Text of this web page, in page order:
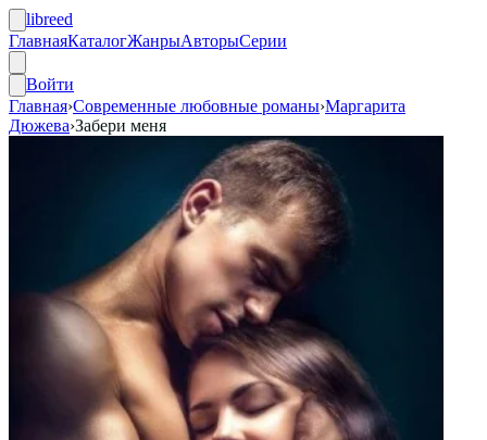
libreed
ГлавнаяКаталогЖанрыАвторыСерии
Войти
Главная›Современные любовные романы›Маргарита
Дюжева›Забери меня